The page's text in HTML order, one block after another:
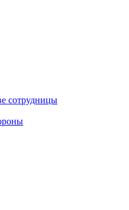
сотрудницы